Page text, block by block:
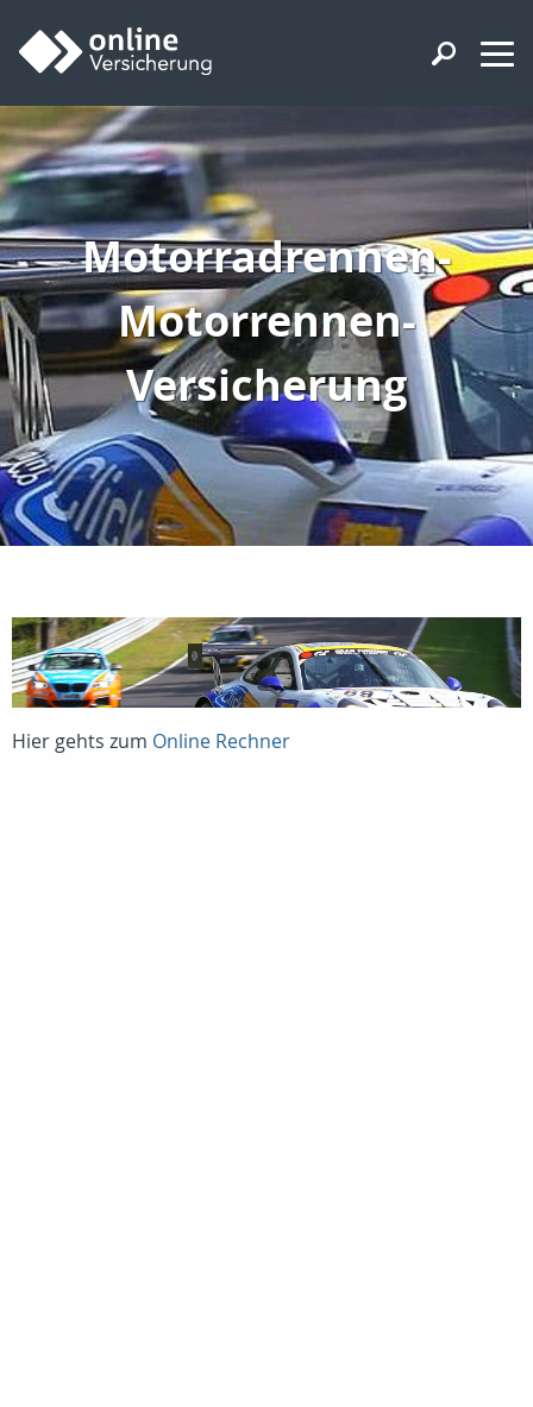
Motorradrennen-
Motorrennen-
Versicherung
Hier gehts zum Online Rechner